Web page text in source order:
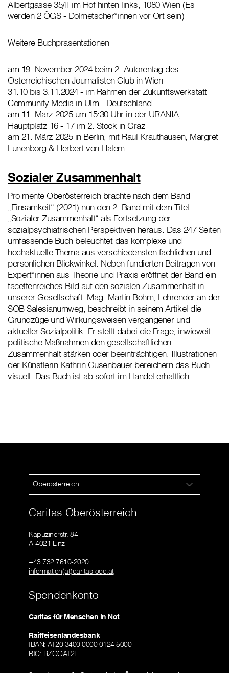
Albertgasse 35/II im Hof hinten links, 1080 Wien (Es
werden 2 ÖGS - Dolmetscher*innen vor Ort sein)
Weitere Buchpräsentationen
am 19. November 2024 beim 2. Autorentag des
Österreichischen Journalisten Club in Wien
31.10 bis 3.11.2024 - im Rahmen der Zukunftswerkstatt
Community Media in Ulm - Deutschland
am 11. März 2025 um 15:30 Uhr in der URANIA,
Hauptplatz 16 - 17 im 2. Stock in Graz
am 21. März 2025 in Berlin, mit Raul Krauthausen, Margret
Lünenborg & Herbert von Halem
Sozialer Zusammenhalt
Pro mente Oberösterreich brachte nach dem Band
„Einsamkeit“ (2021) nun den 2. Band mit dem Titel
„Sozialer Zusammenhalt“ als Fortsetzung der
sozialpsychiatrischen Perspektiven heraus. Das 247 Seiten
umfassende Buch beleuchtet das komplexe und
hochaktuelle Thema aus verschiedensten fachlichen und
persönlichen Blickwinkel. Neben fundierten Beiträgen von
Expert*innen aus Theorie und Praxis eröffnet der Band ein
facettenreiches Bild auf den sozialen Zusammenhalt in
unserer Gesellschaft. Mag. Martin Böhm, Lehrender an der
SOB Salesianumweg, beschreibt in seinem Artikel die
Grundzüge und Wirkungsweisen vergangener und
aktueller Sozialpolitik. Er stellt dabei die Frage, inwieweit
politische Maßnahmen den gesellschaftlichen
Zusammenhalt stärken oder beeinträchtigen. Illustrationen
der Künstlerin Kathrin Gusenbauer bereichern das Buch
visuell. Das Buch ist ab sofort im Handel erhältlich.
Oberösterreich
Caritas Oberösterreich
Kapuzinerstr. 84
A-4021 Linz
+43 732 7610-2020
information(at)caritas-ooe.at
Spendenkonto
Caritas für Menschen in Not
Raiffeisenlandesbank
IBAN: AT20 3400 0000 0124 5000
BIC: RZOOAT2L